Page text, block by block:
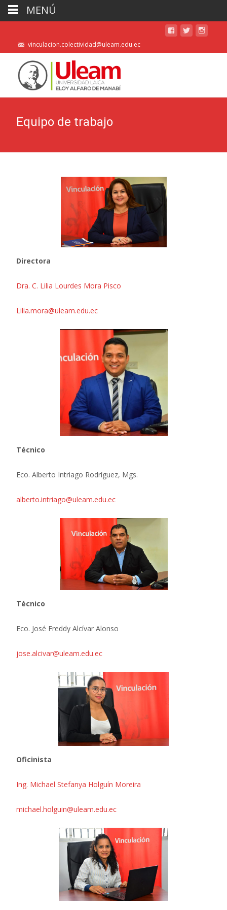
vinculacion.colectividad@uleam.edu.ec
Equipo de trabajo
Directora
Dra. C. Lilia Lourdes Mora Pisco
Lilia.mora@uleam.edu.ec
Técnico
Eco. Alberto Intriago Rodríguez, Mgs.
alberto.intriago@uleam.edu.ec
Técnico
Eco. José Freddy Alcívar Alonso
jose.alcivar@uleam.edu.ec
Oficinista
Ing. Michael Stefanya Holguín Moreira
michael.holguin@uleam.edu.ec
MENÚ